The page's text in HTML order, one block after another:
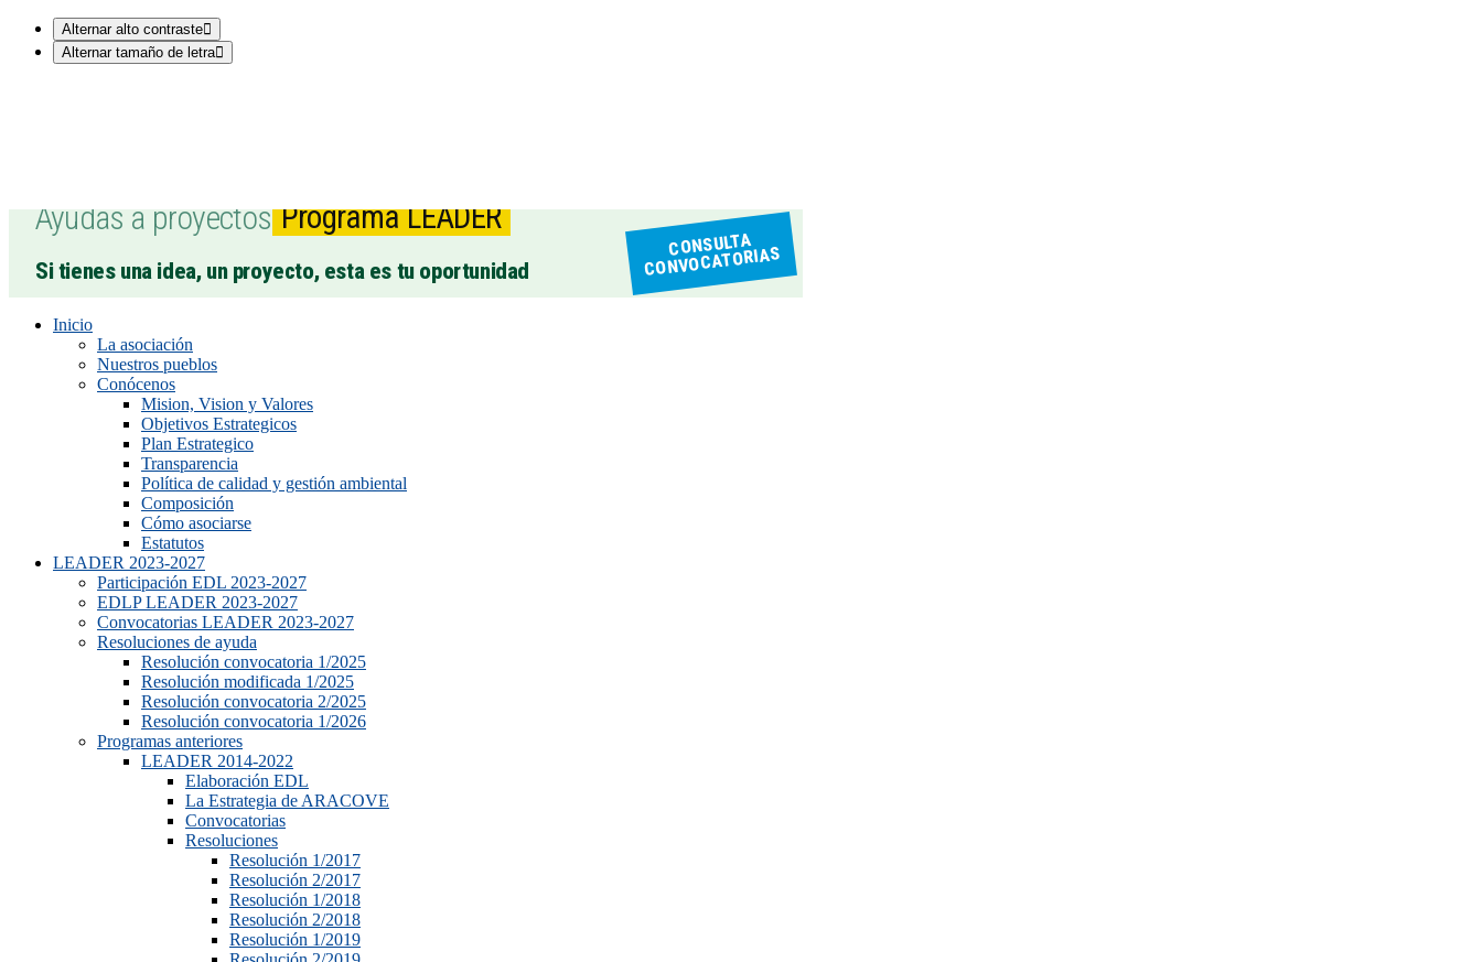
Alternar alto contraste
Alternar tamaño de letra
Ayudas a proyectos Programa LEADER
Si tienes una idea, un proyecto, esta es tu oportunidad
CONSULTA
CONVOCATORIAS
Inicio
La asociación
Nuestros pueblos
Conócenos
Mision, Vision y Valores
Objetivos Estrategicos
Plan Estrategico
Transparencia
Política de calidad y gestión ambiental
Composición
Cómo asociarse
Estatutos
LEADER 2023-2027
Participación EDL 2023-2027
EDLP LEADER 2023-2027
Convocatorias LEADER 2023-2027
Resoluciones de ayuda
Resolución convocatoria 1/2025
Resolución modificada 1/2025
Resolución convocatoria 2/2025
Resolución convocatoria 1/2026
Programas anteriores
LEADER 2014-2022
Elaboración EDL
La Estrategia de ARACOVE
Convocatorias
Resoluciones
Resolución 1/2017
Resolución 2/2017
Resolución 1/2018
Resolución 2/2018
Resolución 1/2019